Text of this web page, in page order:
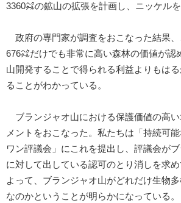
3360㌶の鉱山の拡張を計画し、ニッケル
政府の専門家が調査をおこなった結果
676㌶だけでも非常に高い森林の価値が認
山開発することで得られる利益よりもは
ることがわかっている。
ブランジャオ山における保護価値の高い
メントをおこなった。私たちは「持続可
ワン評議会」にこれを提出し、評議会が
に対して出している認可のとり消しを求
よって、ブランジャオ山がどれだけ生物
なのかということが明らかになっている。